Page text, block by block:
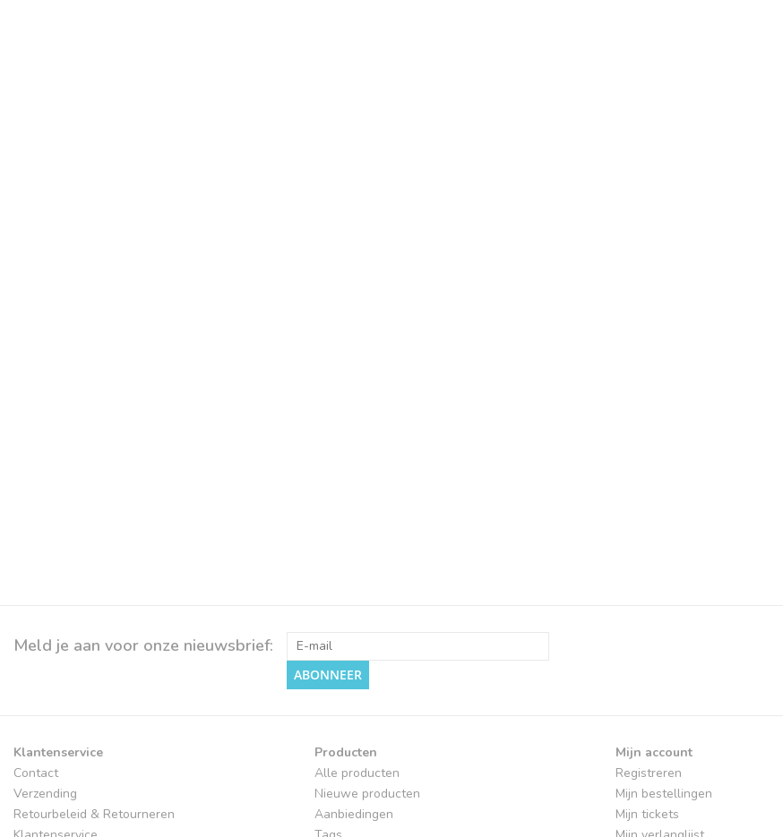
Meld je aan voor onze nieuwsbrief:
ABONNEER
Klantenservice
Contact
Verzending
Retourbeleid & Retourneren
Producten
Alle producten
Nieuwe producten
Aanbiedingen
Mijn account
Registreren
Mijn bestellingen
Mijn tickets